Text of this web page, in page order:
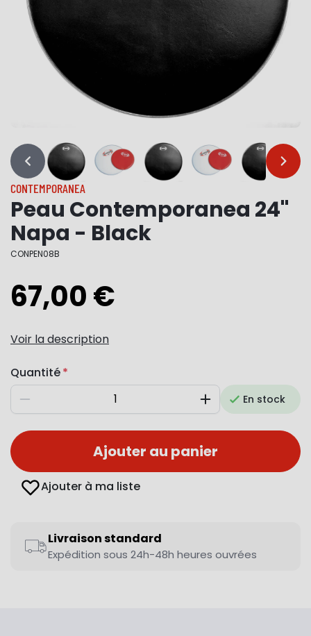
… …
CONTEMPORANEA
Peau Contemporanea 24"
Napa - Black
CONPEN08B
67,00 €
Voir la description
Quantité
Diminuer AugmenterEn stock
Ajouter au panier
Ajouter à ma liste
Livraison standard
Expédition sous 24h-48h heures ouvrées